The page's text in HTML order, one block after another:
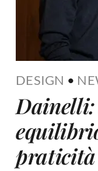
DESIGN •
praticità